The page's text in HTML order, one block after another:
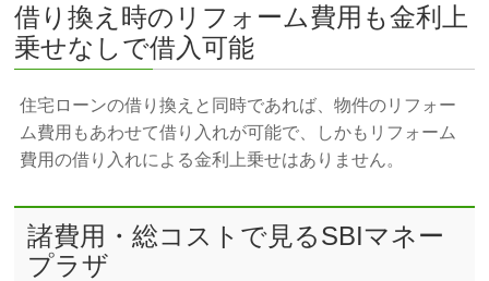
借り換え時のリフォーム費用も金利上
乗せなしで借入可能
住宅ローンの借り換えと同時であれば、物件のリフォー
ム費用もあわせて借り入れが可能で、しかもリフォーム
費用の借り入れによる金利上乗せはありません。
諸費用・総コストで見るSBIマネー
プラザ